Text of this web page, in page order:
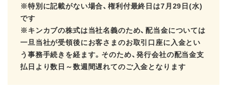
※特別に記載がない場合、権利付最終日は7月29日(水)
です
※キンカブの株式は当社名義のため、配当金については
一旦当社が受領後にお客さまのお取引口座に入金とい
う事務手続きを経ます。そのため、発行会社の配当金支
払日より数日～数週間遅れてのご入金となります